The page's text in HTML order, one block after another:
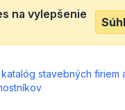
na vylepšenie
katalóg stavebných firiem